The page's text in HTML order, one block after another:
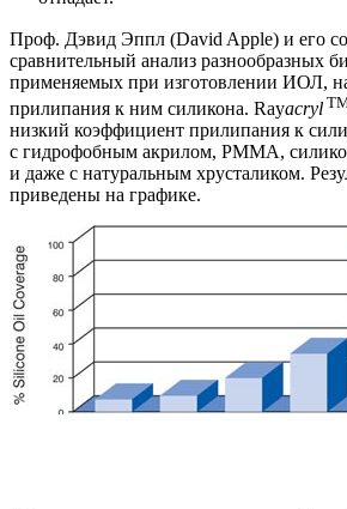
Проф. Дэвид Эппл (David Apple) и его
сравнительный анализ разнообразных
применяемых при изготовлении ИОЛ,
прилипания к ним силикона. Rayacryl
низкий коэффициент прилипания к
с гидрофобным акрилом, PMMA,
и даже с натуральным хрусталиком.
приведены на графике.